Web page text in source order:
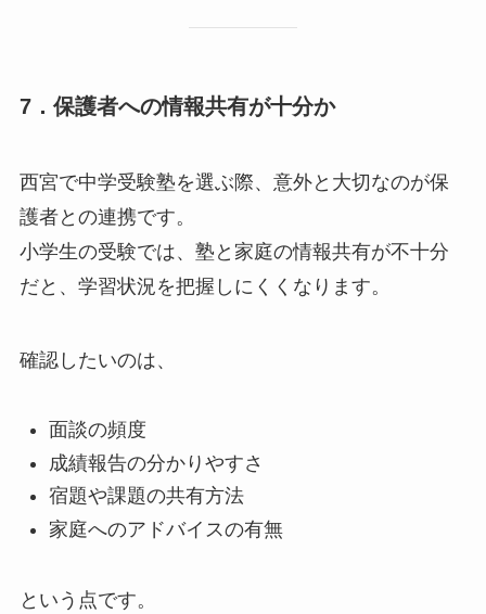
7．保護者への情報共有が十分か
西宮で中学受験塾を選ぶ際、意外と大切なのが保
護者との連携です。
小学生の受験では、塾と家庭の情報共有が不十分
だと、学習状況を把握しにくくなります。
確認したいのは、
面談の頻度
成績報告の分かりやすさ
宿題や課題の共有方法
家庭へのアドバイスの有無
という点です。